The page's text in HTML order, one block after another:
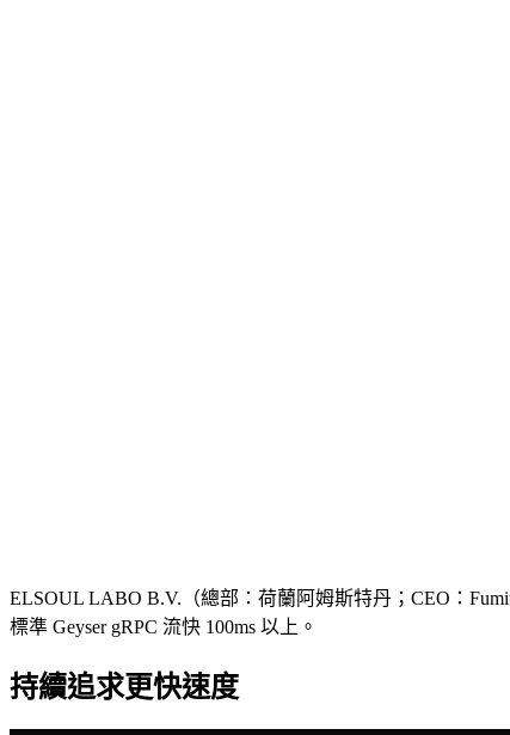
ELSOUL LABO B.V.（總部：荷蘭阿姆斯特丹；CEO：
標準 Geyser gRPC 流快 100ms 以上。
持續追求更快速度